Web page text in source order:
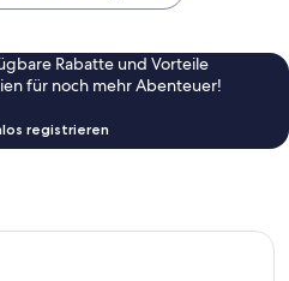
Rabatte und Vorteile
für noch mehr Abenteuer!
registrieren